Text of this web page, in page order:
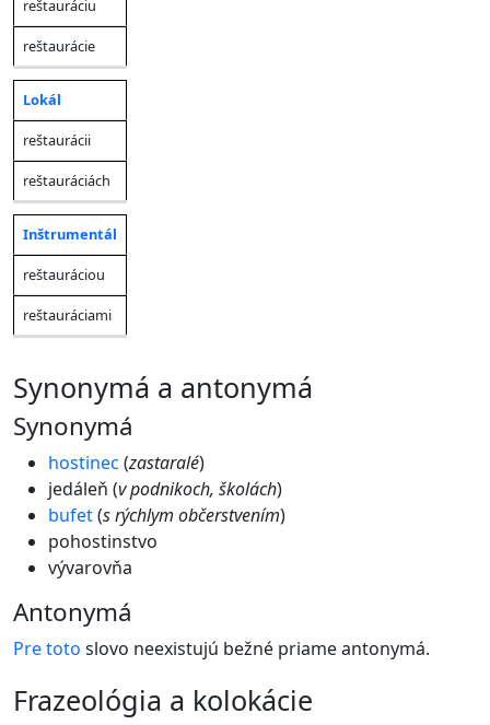
reštauráciu
reštaurácie
Lokál
reštaurácii
reštauráciách
Inštrumentál
reštauráciou
reštauráciami
synonymá a antonymá
Synonymá
hostinec (zastaralé)
jedáleň (v podnikoch, školách)
bufet(s rýchlym občerstvením)
pohostinstvo
vývarovňa
Antonymá
Pretoto slovo neexistujú bežné priame antonymá.
frazeológia a kolokácie